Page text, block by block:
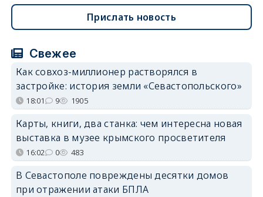
Прислать новость
Свежее
Как совхоз-миллионер растворялся в
застройке: история земли «Севастопольского»
18:01 9 1905
Карты, книги, два станка: чем интересна новая
выставка в музее крымского просветителя
16:02 0 483
В Севастополе повреждены десятки домов
при отражении атаки БПЛА